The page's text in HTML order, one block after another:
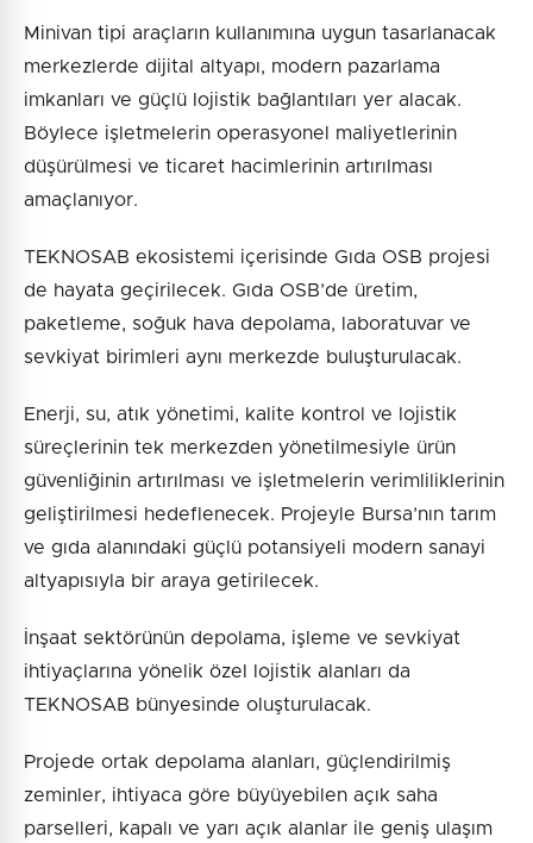
Minivan tipi araçların kullanımına uygun tasarlanacak
merkezlerde dijital altyapı, modern pazarlama
imkanları ve güçlü lojistik bağlantıları yer alacak.
Böylece işletmelerin operasyonel maliyetlerinin
düşürülmesi ve ticaret hacimlerinin artırılması
amaçlanıyor.
TEKNOSAB ekosistemi içerisinde Gıda OSB projesi
de hayata geçirilecek. Gıda OSB’de üretim,
paketleme, soğuk hava depolama, laboratuvar ve
sevkiyat birimleri aynı merkezde buluşturulacak.
Enerji, su, atık yönetimi, kalite kontrol ve lojistik
süreçlerinin tek merkezden yönetilmesiyle ürün
güvenliğinin artırılması ve işletmelerin verimliliklerinin
geliştirilmesi hedeflenecek. Projeyle Bursa’nın tarım
ve gıda alanındaki güçlü potansiyeli modern sanayi
altyapısıyla bir araya getirilecek.
İnşaat sektörünün depolama, işleme ve sevkiyat
ihtiyaçlarına yönelik özel lojistik alanları da
TEKNOSAB bünyesinde oluşturulacak.
Projede ortak depolama alanları, güçlendirilmiş
zeminler, ihtiyaca göre büyüyebilen açık saha
parselleri, kapalı ve yarı açık alanlar ile geniş ulaşım